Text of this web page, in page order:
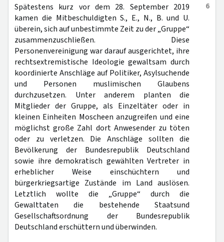
6
Spätestens kurz vor dem 28. September 2019
kamen die Mitbeschuldigten S., E., N., B. und U.
überein, sich auf unbestimmte Zeit zu der „Gruppe“
zusammenzuschließen. Diese
Personenvereinigung war darauf ausgerichtet, ihre
rechtsextremistische Ideologie gewaltsam durch
koordinierte Anschläge auf Politiker, Asylsuchende
und Personen muslimischen Glaubens
durchzusetzen. Unter anderem planten die
Mitglieder der Gruppe, als Einzeltäter oder in
kleinen Einheiten Moscheen anzugreifen und eine
möglichst große Zahl dort Anwesender zu töten
oder zu verletzen. Die Anschläge sollten die
Bevölkerung der Bundesrepublik Deutschland
sowie ihre demokratisch gewählten Vertreter in
erheblicher Weise einschüchtern und
bürgerkriegsartige Zustände im Land auslösen.
Letztlich wollte die „Gruppe“ durch die
Gewalttaten die bestehende Staatsund
Gesellschaftsordnung der Bundesrepublik
Deutschland erschüttern und überwinden.